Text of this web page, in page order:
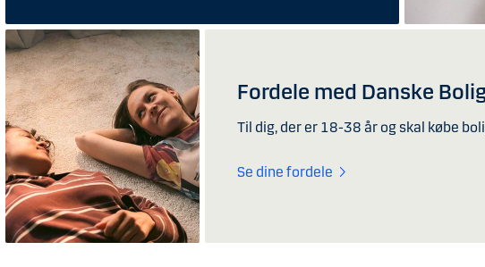
Fordele med Danske
Til dig, der er 18-38 år og skal købe
Se dine fordele